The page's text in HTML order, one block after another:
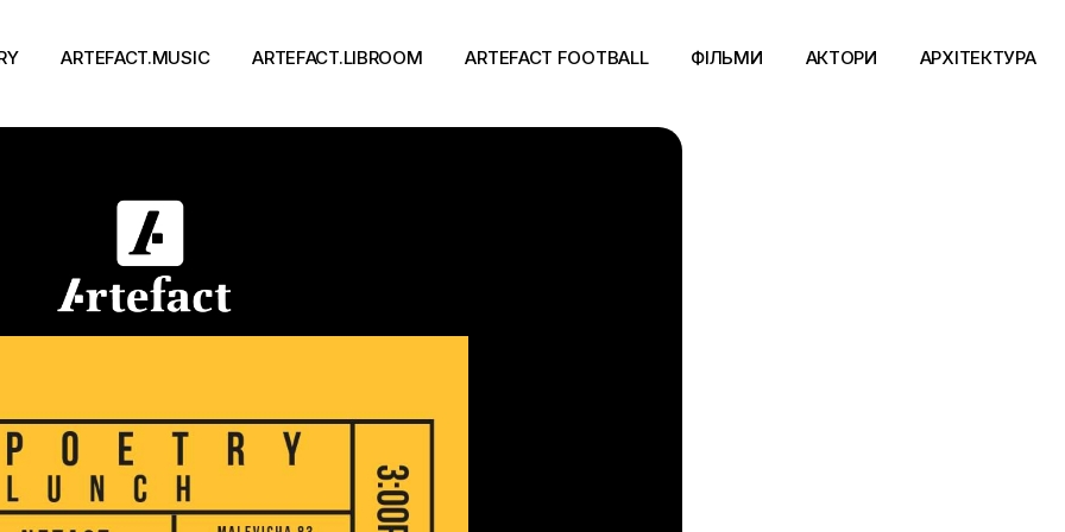
ARTEFACT.MUSIC
Концерти
ARTEFACT.LIBROOM ARTEFACT FOOTBALL ФІЛЬМИ АКТОРИ АРХІТЕКТУРА